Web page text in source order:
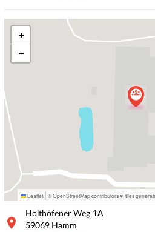
+
−
Leaflet | © OpenStreetMap contributors ♥, tiles
Holthöfener Weg 1A
59069 Hamm